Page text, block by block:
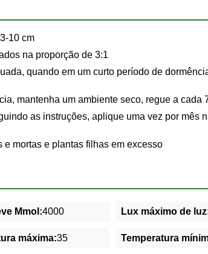
10 cm
na proporção de 3:1
quando em um curto período de
mantenha um ambiente seco, regue a cada
as instruções, aplique uma vez por mês
e mortas e plantas filhas em excesso
Mmol:4000 Lux máximo de
máxima:35 Temperatura